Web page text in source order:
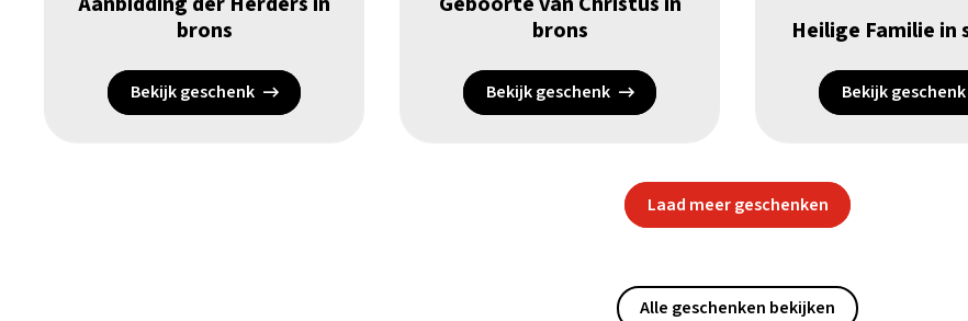
brons
Bekijk geschenk
brons
Bekijk geschenk
Heilige Familie in
Bekijk geschenk
Laad meer geschenken
Alle geschenken bekijken